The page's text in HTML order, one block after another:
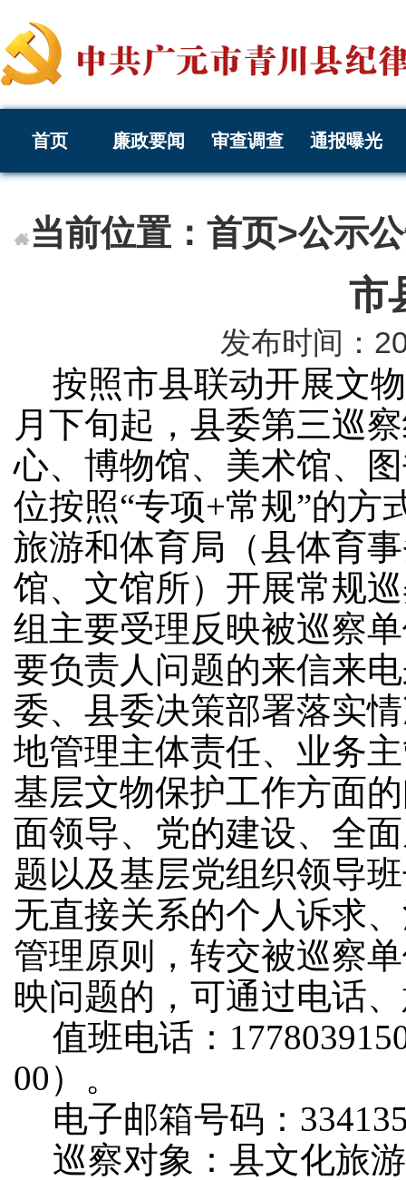
首页 廉政要闻 审查调查 通报曝光
当前位置： 首页>公示
市
发布时间：
按照市县联动开展文
月 下旬起， 县委第三巡
心、博物馆、美术馆、
位按照“专项+常规”的方
旅游和体育局（县体育
馆、文馆所）开展常规
组主要受理反映被巡察
要负责人 问题的来信来
委、县委决策部署落实
地管理主体责任、 业务
基层文物保护工作方面
面领导、党的建设、全
题以及基层党组织领导
无直接关系的个人诉求
管理原则，转交被巡察
映问题的，可通过电话
值班电话：
00） 。
电子邮箱号码：
巡察对象： 县文化旅